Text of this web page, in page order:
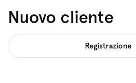
Nuovo cliente
Registrazione